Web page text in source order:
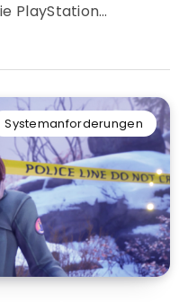
PlayStation…
Systemanforderungen